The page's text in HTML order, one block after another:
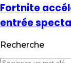
Fortnite
entrée
Recherche